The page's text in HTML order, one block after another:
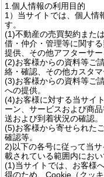
1.個人情報の利用目的
1）当サイトでは、個人情
す。
(1)不動産の売買契約また
借・仲介・管理等に関す
提供、その他アフターサー
(2)お客様からの資料等ご
絡・確認、その他カスタマ
(3)お客様からの資料等ご
への提供。
(4)お客様に対する当サイ
ーン、サービスおよび商
送および到着状況の確認。
(5)お客様から寄せられた
確認等。
2)以下の各号に従って当
載されている範囲内にお
(1)当サイトでは、お客様
得のため、Cookie（クッ